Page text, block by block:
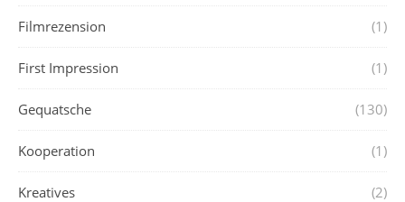
Filmrezension (1)
First Impression (1)
Gequatsche (130)
Kooperation (1)
Kreatives (2)